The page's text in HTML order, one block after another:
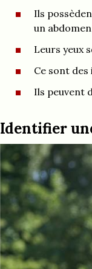
Ils
un
Leurs yeux
Ce sont
Ils peuvent
Identifier